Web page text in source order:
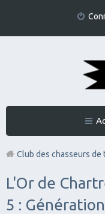
Club des chasseurs de
L'Or de
5 :